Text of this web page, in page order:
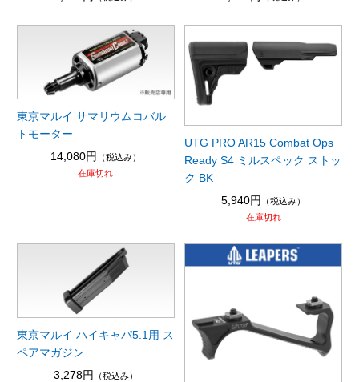
東京マルイ サマリウムコバル
トモーター
14,080円
（税込み）
在庫切れ
UTG PRO AR15 Combat Ops
Ready S4 ミルスペック ストッ
ク BK
5,940円
（税込み）
在庫切れ
東京マルイ ハイキャパ5.1用 ス
ペアマガジン
3,278円
（税込み）